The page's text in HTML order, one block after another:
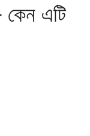
কেন এটি